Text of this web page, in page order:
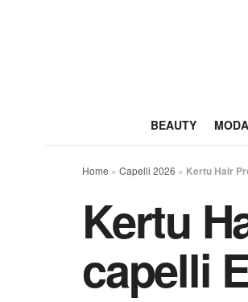
BEAUTY MODA
Home » Capelli 2026 » Kertu Hair
Kertu
capelli